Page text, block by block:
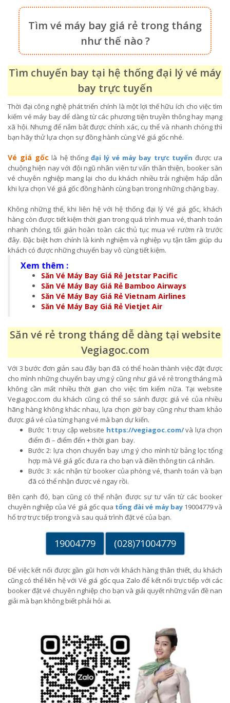
Tìm vé máy bay giá rẻ trong tháng
như thế nào ?
Tìm chuyến bay tại hệ thống đại lý vé máy
bay trực tuyến
Thời đại công nghệ phát triển chính là một lợi thế hữu ích cho việc tìm
kiếm vé máy bay dể dàng từ các phương tiện truyền thông hay mạng
xã hội. Nhưng để nắm bắt được chính xác, cụ thể và nhanh chóng thì
bạn hãy thử lựa chọn sự đồng hành cùng Vé giá gốc nhé.
Vé giá gốc là hệ thống đại lý vé máy bay trực tuyến được ưa
chuộng hiện nay với đội ngũ nhân viên tư vấn thân thiện, booker săn
vé chuyên nghiệp mang lại cho du khách nhiều trải nghiệm hấp dẫn
khi lựa chọn Vé giá gốc đồng hành cùng bạn trong những chặng bay.
Không những thế, khi liên hệ với hệ thống đại lý Vé giá gốc, khách
hàng còn được tiết kiệm thời gian trong quá trình mua vé, thanh toán
nhanh chóng, tối giản hoàn toàn các thủ tục mua vé rườm rà trước
đây. Đặc biệt hơn chính là kinh nghiệm và nghiệp vụ tận tâm giúp du
khách có được những chuyến bay vô cùng tiết kiệm.
Xem thêm :
Săn Vé Máy Bay Giá Rẻ Jetstar Pacific
Săn Vé Máy Bay Giá Rẻ Bamboo Airways
Săn Vé Máy Bay Giá Rẻ Vietnam Airlines
Săn Vé Máy Bay Giá Rẻ Vietjet Air
Săn vé rẻ trong tháng dễ dàng tại website
Vegiagoc.com
Với 3 bước đơn giản sau đây bạn đã có thể hoàn thành việc đặt được
cho mình những chuyến bay ưng ý cũng như giá vé rẻ trong tháng mà
không cần mất nhiều thời gian cho việc tìm kiếm nữa. Tại website
Vegiagoc.com du khách cũng có thể so sánh được giá vé của nhiều
hãng hàng không khác nhau, lựa chọn giờ bay cũng như tham khảo
được giá vé của từng hạng vé mà bạn dự kiến.
Bước 1: truy cập website https://vegiagoc.com/và lựa chọn
điểm đi – điểm đến + thời gian bay.
Bước 2: lựa chọn chuyến bay ưng ý cho mình từ bảng lọc tổng
hợp mà Vé giá gốc đưa ra cho bạn và điền thông tin cá nhân.
Bước 3: xác nhận từ booker của phòng vé, thanh toán và bạn
đã có thể nhận được vé ngay rồi.
Bên cạnh đó, bạn cũng có thể nhận được sự tư vấn từ các booker
chuyên nghiệp của Vé giá gốc qua tổng đài vé máy bay19004779 và
hổ trợ trực tiếp trong và sau quá trình đặt vé của bạn.
19004779 (028)71004779
Để việc kết nối được gần gũi hơn với khách hàng thân thiết, du khách
cũng có thể liên hệ với Vé giá gốc qua Zalo để kết nối trực tiếp với các
booker đặt vé chuyên nghiệp cho bạn và giải quyết những vấn đề nan
giải mà bạn không biết phải hỏi ai.